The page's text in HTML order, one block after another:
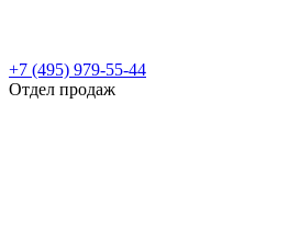
+7 (495) 979-55-44
Отдел продаж